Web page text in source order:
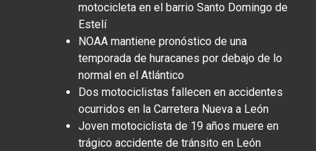
motocicleta en el barrio Santo Domingo de
Estelí
NOAA mantiene pronóstico de una
temporada de huracanes por debajo de lo
normal en el Atlántico
Dos motociclistas fallecen en accidentes
ocurridos en la Carretera Nueva a León
Joven motociclista de 19 años muere en
trágico accidente de tránsito en León